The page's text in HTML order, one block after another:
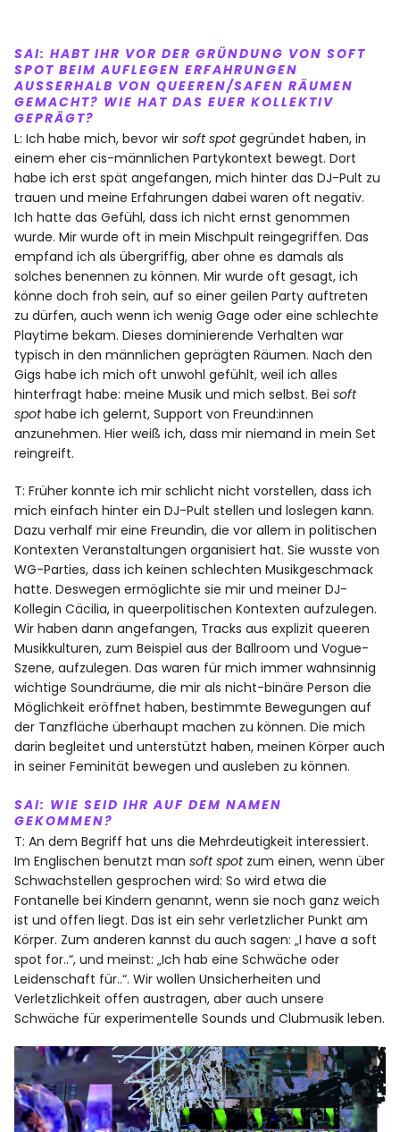
SAI:HABT IHR VOR DER GRÜNDUNG VON SOFT
SPOT BEIM AUFLEGEN ERFAHRUNGEN
AUSSERHALB VON QUEEREN/SAFEN RÄUMEN G
EMACHT? WIE HAT DAS EUER KOLLEKTIV G
EPRÄGT?
L: Ich habe mich, bevor wirsoft spotgegründet haben, in
einem eher cis-männlichen Partykontext bewegt. Dort
habe ich erst spät angefangen, mich hinter das DJ-Pult zu
trauen und meine Erfahrungen dabei waren oft negativ.
Ich hatte das Gefühl, dass ich nicht ernst genommen
wurde. Mir wurde oft in mein Mischpult reingegriffen. Das
empfand ich als übergriffig, aber ohne es damals als
solches benennen zu können. Mir wurde oft gesagt, ich
könne doch froh sein, auf so einer geilen Party auftreten
zu dürfen, auch wenn ich wenig Gage oder eine schlechte
Playtime bekam. Dieses dominierende Verhalten war
typisch in den männlichen geprägten Räumen. Nach den
Gigs habe ich mich oft unwohl gefühlt, weil ich alles
hinterfragt habe: meine Musik und mich selbst. Beisoft
spothabe ich gelernt, Support von Freund:innen
anzunehmen. Hier weiß ich, dass mir niemand in mein Set
reingreift.
T: Früher konnte ich mir schlicht nicht vorstellen, dass ich
mich einfach hinter ein DJ-Pult stellen und loslegen kann.
Dazu verhalf mir eine Freundin, die vor allem in politischen
Kontexten Veranstaltungen organisiert hat. Sie wusste von
WG-Parties, dass ich keinen schlechten Musikgeschmack
hatte. Deswegen ermöglichte sie mir und meiner DJ-
Kollegin Cäcilia, in queerpolitischen Kontexten aufzulegen.
Wir haben dann angefangen, Tracks aus explizit queeren
Musikkulturen, zum Beispiel aus der Ballroom und Vogue-
Szene, aufzulegen. Das waren für mich immer wahnsinnig
wichtige Soundräume, die mir als nicht-binäre Person die
Möglichkeit eröffnet haben, bestimmte Bewegungen auf
der Tanzfläche überhaupt machen zu können. Die mich
darin begleitet und unterstützt haben, meinen Körper auch
in seiner Feminität bewegen und ausleben zu können.
SAI: WIE SEID IHR AUF DEM NAMEN
GEKOMMEN?
T: An dem Begriff hat uns die Mehrdeutigkeit interessiert.
Im Englischen benutzt mansoft spotzum einen, wenn über
Schwachstellen gesprochen wird: So wird etwa die
Fontanelle bei Kindern genannt, wenn sie noch ganz weich
ist und offen liegt. Das ist ein sehr verletzlicher Punkt am
Körper. Zum anderen kannst du auch sagen: „I have a soft
spot for..“, und meinst: „Ich hab eine Schwäche oder
Leidenschaft für..“. Wir wollen Unsicherheiten und
Verletzlichkeit offen austragen, aber auch unsere
Schwäche für experimentelle Sounds und Clubmusik leben.